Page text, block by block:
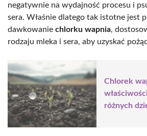
negatywnie na wydajność procesu i
sera. Właśnie dlatego tak istotne jest
dawkowanie chlorku wapnia,
rodzaju mleka i sera, aby uzyskać
Chlorek
różnych